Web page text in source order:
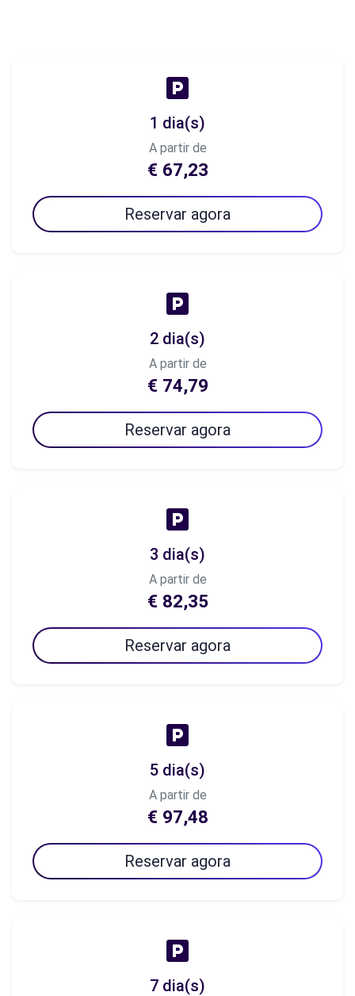
1 dia(s)
A partir de
€ 67,23
Reservar agora
2 dia(s)
A partir de
€ 74,79
Reservar agora
3 dia(s)
A partir de
€ 82,35
Reservar agora
5 dia(s)
A partir de
€ 97,48
Reservar agora
7 dia(s)